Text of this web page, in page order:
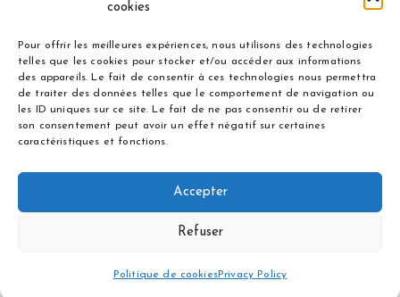
cookies
Pour offrir les meilleures expériences, nous utilisons des technologies
telles que les cookies pour stocker et/ou accéder aux informations
des appareils. Le fait de consentir à ces technologies nous permettra
de traiter des données telles que le comportement de navigation ou
les ID uniques sur ce site. Le fait de ne pas consentir ou de retirer
son consentement peut avoir un effet négatif sur certaines
caractéristiques et fonctions.
Accepter
Refuser
Politique de cookiesPrivacy Policy
info@gitescondroz.be
Le Moulin de Flavion(NL)
La Pommeraie(NL)
L'Escapade(NL)
© 2026 Gites Condroz Cookies